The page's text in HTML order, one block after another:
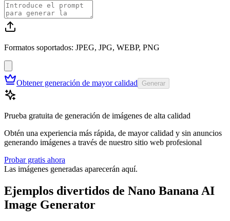
Formatos soportados: JPEG, JPG, WEBP, PNG
Obtener generación de mayor calidad Generar
Prueba gratuita de generación de imágenes de alta calidad
Obtén una experiencia más rápida, de mayor calidad y sin anuncios
generando imágenes a través de nuestro sitio web profesional
Probar gratis ahora
Las imágenes generadas aparecerán aquí.
Ejemplos divertidos de Nano Banana AI
Image Generator